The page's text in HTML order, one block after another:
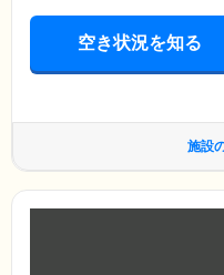
制を整えることで、ご入居
いける、そしていきいきと
空き状況を知る
施設